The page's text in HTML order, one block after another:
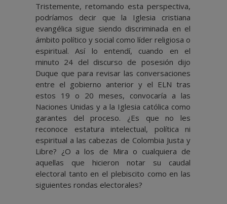
Tristemente, retomando esta perspectiva,
podríamos decir que la Iglesia cristiana
evangélica sigue siendo discriminada en el
ámbito político y social como líder religiosa o
espiritual. Así lo entendí, cuando en el
minuto 24 del discurso de posesión dijo
Duque que para revisar las conversaciones
entre el gobierno anterior y el ELN tras
estos 19 o 20 meses, convocaría a las
Naciones Unidas y a la Iglesia católica como
garantes del proceso. ¿Es que no les
reconoce estatura intelectual, política ni
espiritual a las cabezas de Colombia Justa y
Libre? ¿O a los de Mira o cualquiera de
aquellas que hicieron notar su caudal
electoral tanto en el plebiscito como en las
siguientes rondas electorales?